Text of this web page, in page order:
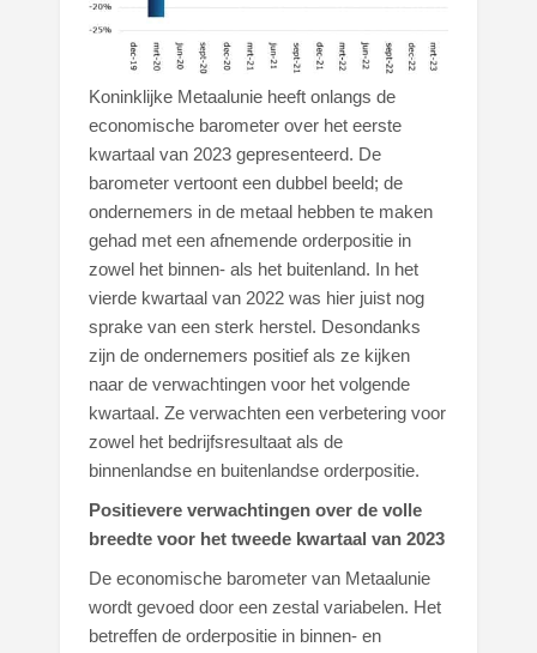
Koninklijke Metaalunie heeft onlangs de
economische barometer over het eerste
kwartaal van 2023 gepresenteerd. De
barometer vertoont een dubbel beeld; de
ondernemers in de metaal hebben te maken
gehad met een afnemende orderpositie in
zowel het binnen- als het buitenland. In het
vierde kwartaal van 2022 was hier juist nog
sprake van een sterk herstel. Desondanks
zijn de ondernemers positief als ze kijken
naar de verwachtingen voor het volgende
kwartaal. Ze verwachten een verbetering voor
zowel het bedrijfsresultaat als de
binnenlandse en buitenlandse orderpositie.
Positievere verwachtingen over de volle
breedte voor het tweede kwartaal van 2023
De economische barometer van Metaalunie
wordt gevoed door een zestal variabelen. Het
betreffen de orderpositie in binnen- en